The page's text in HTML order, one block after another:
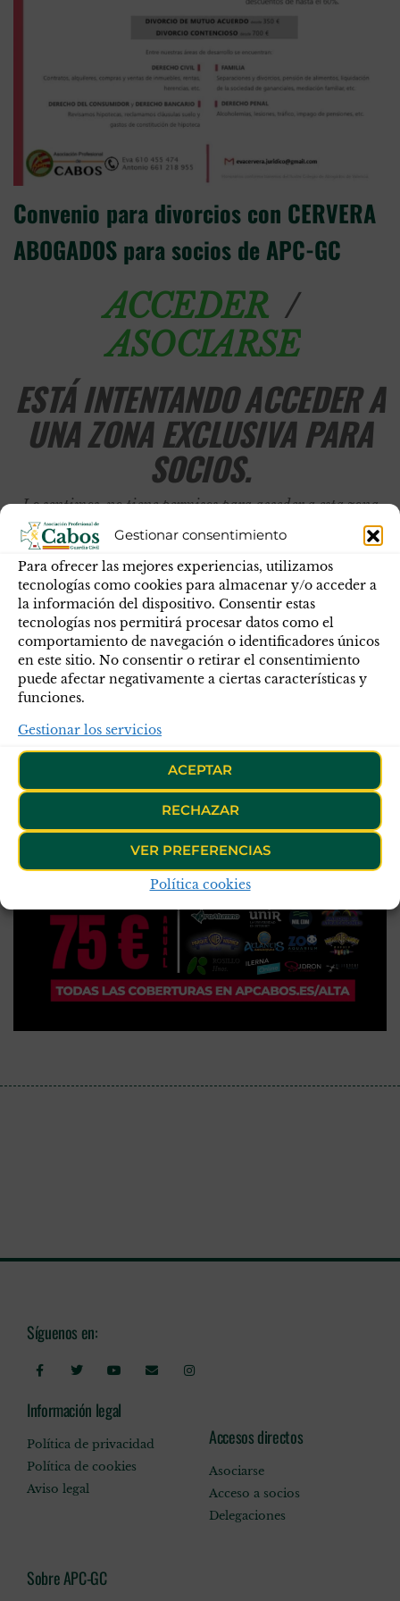
Gestionar consentimiento
Para ofrecer las mejores experiencias, utilizamos
tecnologías como cookies para almacenar y/o acceder a
la información del dispositivo. Consentir estas
tecnologías nos permitirá procesar datos como el
comportamiento de navegación o identificadores únicos
en este sitio. No consentir o retirar el consentimiento
puede afectar negativamente a ciertas características y
funciones.
Gestionar los servicios
ACEPTAR
RECHAZAR
VER PREFERENCIAS
Política cookies
Convenio para divorcios con CERVERA
ABOGADOS para socios de APC-GC
ACCEDER/
ASOCIARSE
ESTÁ INTENTANDO ACCEDER A
UNA ZONA EXCLUSIVA PARA
SOCIOS.
Lo sentimos, no tiene permisos para acceder a esta zona
de la web.
Síguenos en:
Información legal
Política de privacidad
Política de cookies
Aviso legal
Accesos directos
Asociarse
Acceso a socios
Delegaciones
Sobre APC-GC